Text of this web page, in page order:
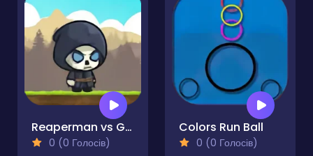
Reaperman vs Goblins
0 (0 Голосів)
Colors Run Ball
0 (0 Голосів)